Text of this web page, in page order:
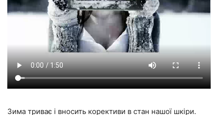
Зима триває і вносить корективи в стан нашої шкіри.